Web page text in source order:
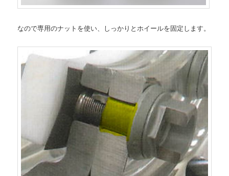
なので専用のナットを使い、しっかりとホイールを固定します。